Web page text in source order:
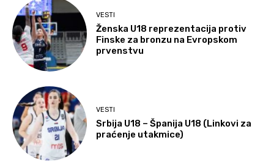
VESTI
Ženska U18 reprezentacija protiv
Finske za bronzu na Evropskom
prvenstvu
VESTI
Srbija U18 – Španija U18 (Linkovi za
praćenje utakmice)